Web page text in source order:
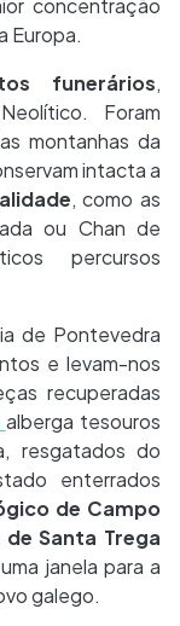
concentração
Europa.
funerários,
Foram
montanhas da
intacta a
, como as
ou Chan de
percursos
de Pontevedra
e levam-nos
recuperadas
alberga tesouros
resgatados do
enterrados
de Campo
Santa Trega
janela para a
galego.